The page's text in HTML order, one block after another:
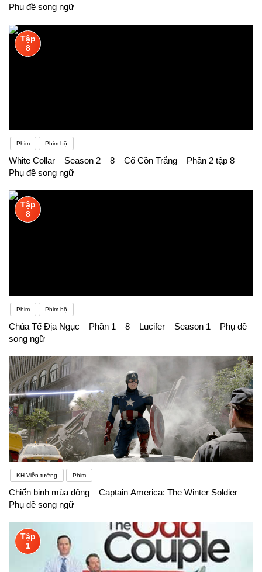
Phụ đề song ngữ
Tập
8
Phim Phim bộ
White Collar – Season 2 – 8 – Cổ Cồn Trắng – Phần 2 tập 8 –
Phụ đề song ngữ
Tập
8
Phim Phim bộ
Chúa Tể Địa Ngục – Phần 1 – 8 – Lucifer – Season 1 – Phụ đề
song ngữ
KH Viễn tưởng Phim
Chiến binh mùa đông – Captain America: The Winter Soldier –
Phụ đề song ngữ
Tập
1